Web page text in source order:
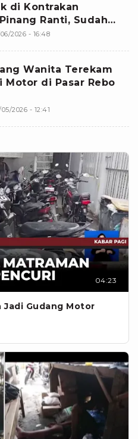
di Kontrakan
Ranti, Sudah
3 Hari Lalu
2026 - 16:48
Wanita Terekam
Motor di Pasar Rebo
2026 - 12:41
04:23
Jadi Gudang Motor